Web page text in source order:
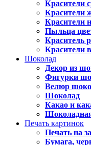
Красители
Красители
Красители
Пыльца
Краситель
Красители
Шоколад
Декор из
Фигурки
Велюр
Шоколад
Какао и
Печать картинок
Печать на
Бумага,